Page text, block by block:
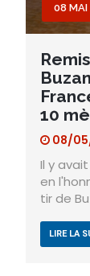
08 MAI
10
08/
Il y
en
tir de
LIRE LA